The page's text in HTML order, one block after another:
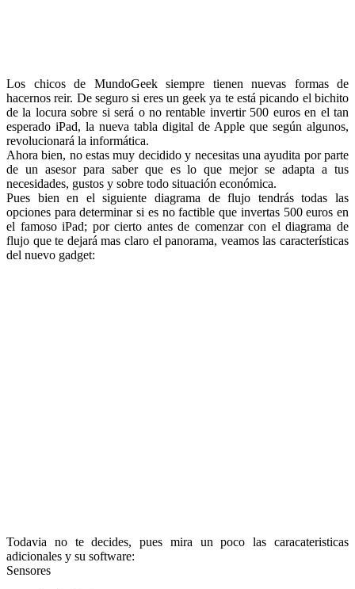
Los chicos de MundoGeek siempre tienen nuevas formas de
hacernos reir. De seguro si eres un geek ya te está picando el bichito
de la locura sobre si será o no rentable invertir 500 euros en el tan
esperado iPad, la nueva tabla digital de Apple que según algunos,
revolucionará la informática.
Ahora bien, no estas muy decidido y necesitas una ayudita por parte
de un asesor para saber que es lo que mejor se adapta a tus
necesidades, gustos y sobre todo situación económica.
Pues bien en el siguiente diagrama de flujo tendrás todas las
opciones para determinar si es no factible que invertas 500 euros en
el famoso iPad; por cierto antes de comenzar con el diagrama de
flujo que te dejará mas claro el panorama, veamos las características
del nuevo gadget:
Todavia no te decides, pues mira un poco las caracateristicas
adicionales y su software:
Sensores